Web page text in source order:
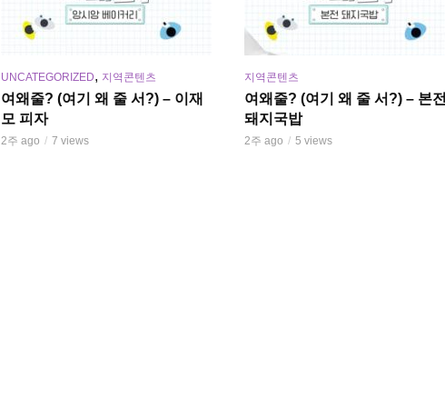
UNCATEGORIZED, 지역콘텐츠
여왜줄? (여기 왜 줄 서?) – 이재
모 피자
2주 ago 7 views
지역콘텐츠
여왜줄? (여기 왜 줄 서?) – 본전
돼지국밥
2주 ago 5 views